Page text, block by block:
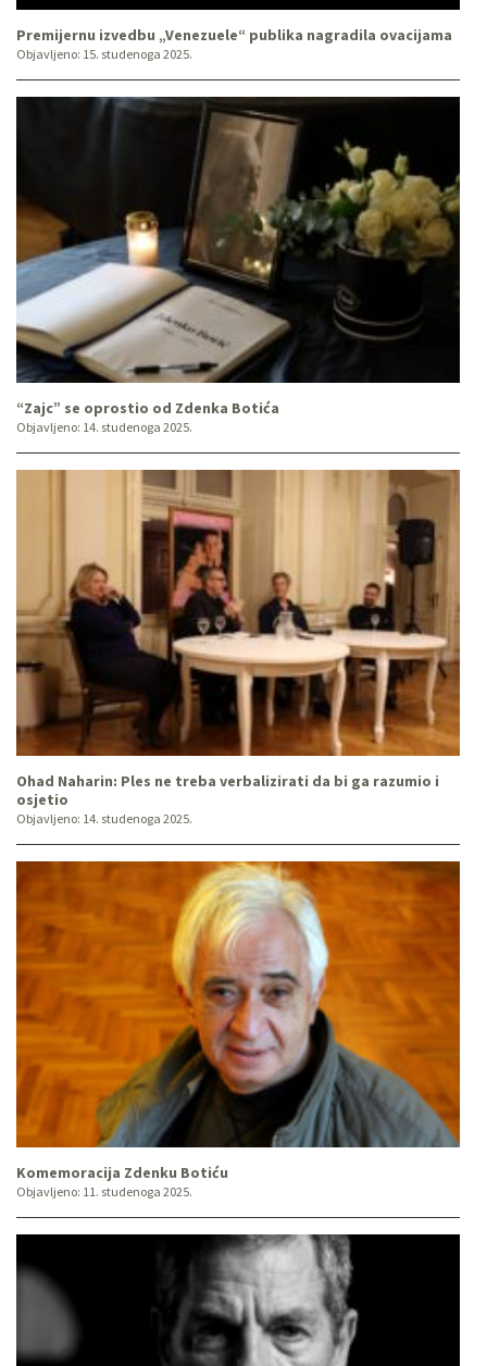
Premijernu izvedbu „Venezuele“ publika nagradila ovacijama
Objavljeno: 15. studenoga 2025.
“Zajc” se oprostio od Zdenka Botića
Objavljeno: 14. studenoga 2025.
Ohad Naharin: Ples ne treba verbalizirati da bi ga razumio i
osjetio
Objavljeno: 14. studenoga 2025.
Komemoracija Zdenku Botiću
Objavljeno: 11. studenoga 2025.